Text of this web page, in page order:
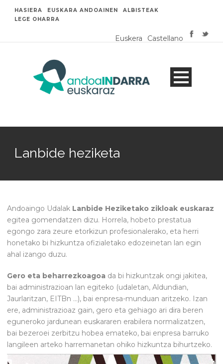
HASIERA EUSKARA ANDOAINEN
ALBISTEAK
LEGE OHARRA
Euskera Castellano
Lanbide heziketa
Andoaingo Udalak Lanbide Heziketako zikloak euskaraz
egitea gomendatzen dizu. Horrela, hobeto prestatua
egongo zara zeure etorkizun profesionalerako, eta herri
honetako bi hizkuntza ofizialetako edozeinetan lan egin
ahal izango duzu.
Gero eta beharrezkoagoa da bi hizkuntzak ongi jakitea,
bai administrazioan lan egiteko (udaletan, Aldundian,
Jaurlaritzan, EITBn …), bai enpresa-munduan aritzeko. Izan
ere, administrazioaz gain, gero eta gehiago ari dira beren
eguneroko jardunean euskararen erabilera normalizatzen,
bai bezeroei zerbitzu hobea emateko, bai enpresa barruko
langileen arteko harremanetan ohiko hizkuntza bihurtzeko.